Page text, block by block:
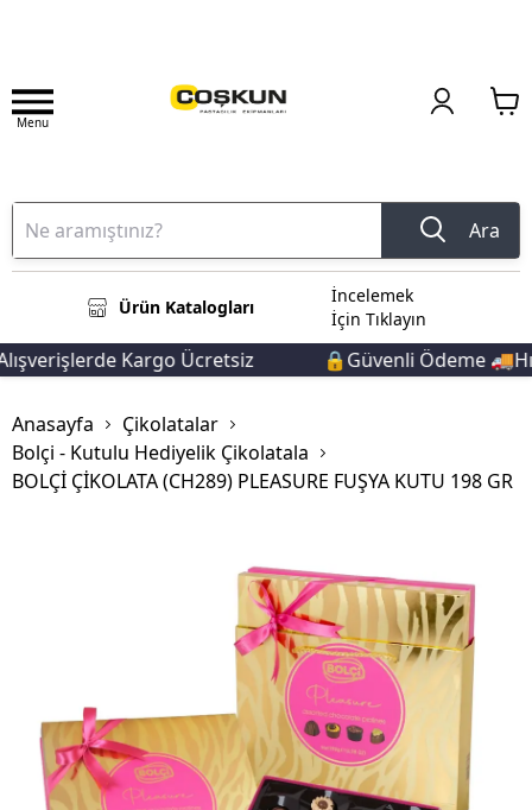
Menu
Ara
Ürün Katalogları
İncelemek
İçin Tıklayın
Kargo Ücretsiz 🔒Güvenli Ödeme
Anasayfa
Çikolatalar
Bolçi - Kutulu Hediyelik Çikolatala
BOLÇİ ÇİKOLATA (CH289) PLEASURE FUŞYA KUTU 198 GR